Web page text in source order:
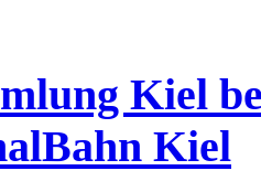
Kiel
Kiel